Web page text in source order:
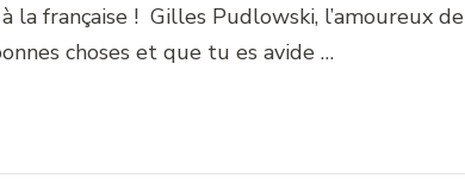
la française ! Gilles Pudlowski, l’amoureux de
choses et que tu es avide …